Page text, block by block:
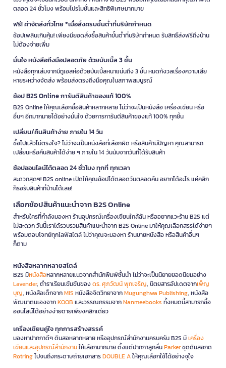
ตลอด 24 ชั่วโมง พร้อมโปรโมชั่นและสิทธิพิเศษมากมาย
ฟรี! ค่าจัดส่งทั่วไทย *เมื่อสั่งครบขั้นต่ำที่บริษัทกำหนด
ช้อปเพลินเกินคุ้ม! เพียงมียอดสั่งซื้อสินค้าขั้นต่ำที่บริษัทกำหนด รับสิทธิ์ส่งฟรีถึงบ้าน
ไม่ต้องจ่ายเพิ่ม
มั่นใจ หนังสือถึงมือปลอดภัย ด้วยบับเบิ้ล 3 ชั้น
หนังสือทุกเล่มจากบีทูเอสห่อด้วยบับเบิ้ลหนาแน่นถึง 3 ชั้น หมดกังวลเรื่องความเสีย
หายระหว่างจัดส่ง พร้อมส่งตรงถึงมือคุณในสภาพสมบูรณ์
ช้อป B2S Online การันตีสินค้าของแท้ 100%
B2S Online ให้คุณเลือกซื้อสินค้าหลากหลาย ไม่ว่าจะเป็นหนังสือ เครื่องเขียน หรือ
อื่นๆ อีกมากมายได้อย่างมั่นใจ ด้วยการการันตีสินค้าของแท้ 100% ทุกชิ้น
เปลี่ยน/คืนสินค้าง่าย ภายใน 14 วัน
ซื้อไปแล้วไม่ตรงใจ? ไม่ว่าจะเป็นหนังสือที่เลือกผิด หรือสินค้ามีปัญหา คุณสามารถ
เปลี่ยนหรือคืนสินค้าได้ง่าย ๆ ภายใน 14 วันนับจากวันที่ได้รับสินค้า
ช้อปออนไลน์ได้ตลอด 24 ชั่วโมง ทุกที่ ทุกเวลา
สะดวกสุดๆ! B2S online เปิดให้คุณช้อปได้ตลอดวันตลอดคืน อยากได้อะไร แค่คลิก
ก็รอรับสินค้าที่บ้านได้เลย!
เลือกช้อปสินค้าแนะนำจาก B2S Online
สำหรับใครที่กำลังมองหา ร้านอุปกรณ์เครื่องเขียนใกล้ฉัน หรืออยากแวะร้าน B2S แต่
ไม่สะดวก วันนี้เราได้รวบรวมสินค้าแนะนำจาก B2S Online มาให้คุณเลือกสรรได้ง่ายๆ
พร้อมตอบโจทย์ทุกไลฟ์สไตล์ ไม่ว่าคุณจะมองหา ร้านขายหนังสือ หรือสินค้าอื่นๆ
ก็ตาม
หนังสือหลากหลายสไตล์
B2S มีหนังสือหลากหลายแนวจากสำนักพิมพ์ชั้นนำ ไม่ว่าจะเป็นนิยายยอดนิยมอย่าง
Lavender, ตำราเรียนเข้มข้นของดร. ศุภวัฒน์ พุกเจริญ, นิตยสารอัปเดตจากเพ็ญ
บุญ, หนังสือเด็กจากMIS หนังสือจิตวิทยาจากMugunghwa Publishing, หนังสือ
พัฒนาตนเองจากKOOB และวรรณกรรมจากNanmeebooks ทั้งหมดนี้สามารถซื้อ
ออนไลน์ได้อย่างง่ายดายเพียงคลิกเดียว
เครื่องเขียนคู่ใจ ทุกการสร้างสรรค์
มองหาปากกาดีๆ ดินสอหลากหลาย หรืออุปกรณ์สำนักงานครบครัน B2S มีเครื่อง
เขียนและอุปกรณ์สำนักงานให้เลือกมากมาย ตั้งแต่ปากกาลูกลื่นParkerชุดดินสอกด
Rotringไปจนถึงกระดาษถ่ายเอกสารDOUBLE Aให้คุณเลือกใช้ได้อย่างจุใจ